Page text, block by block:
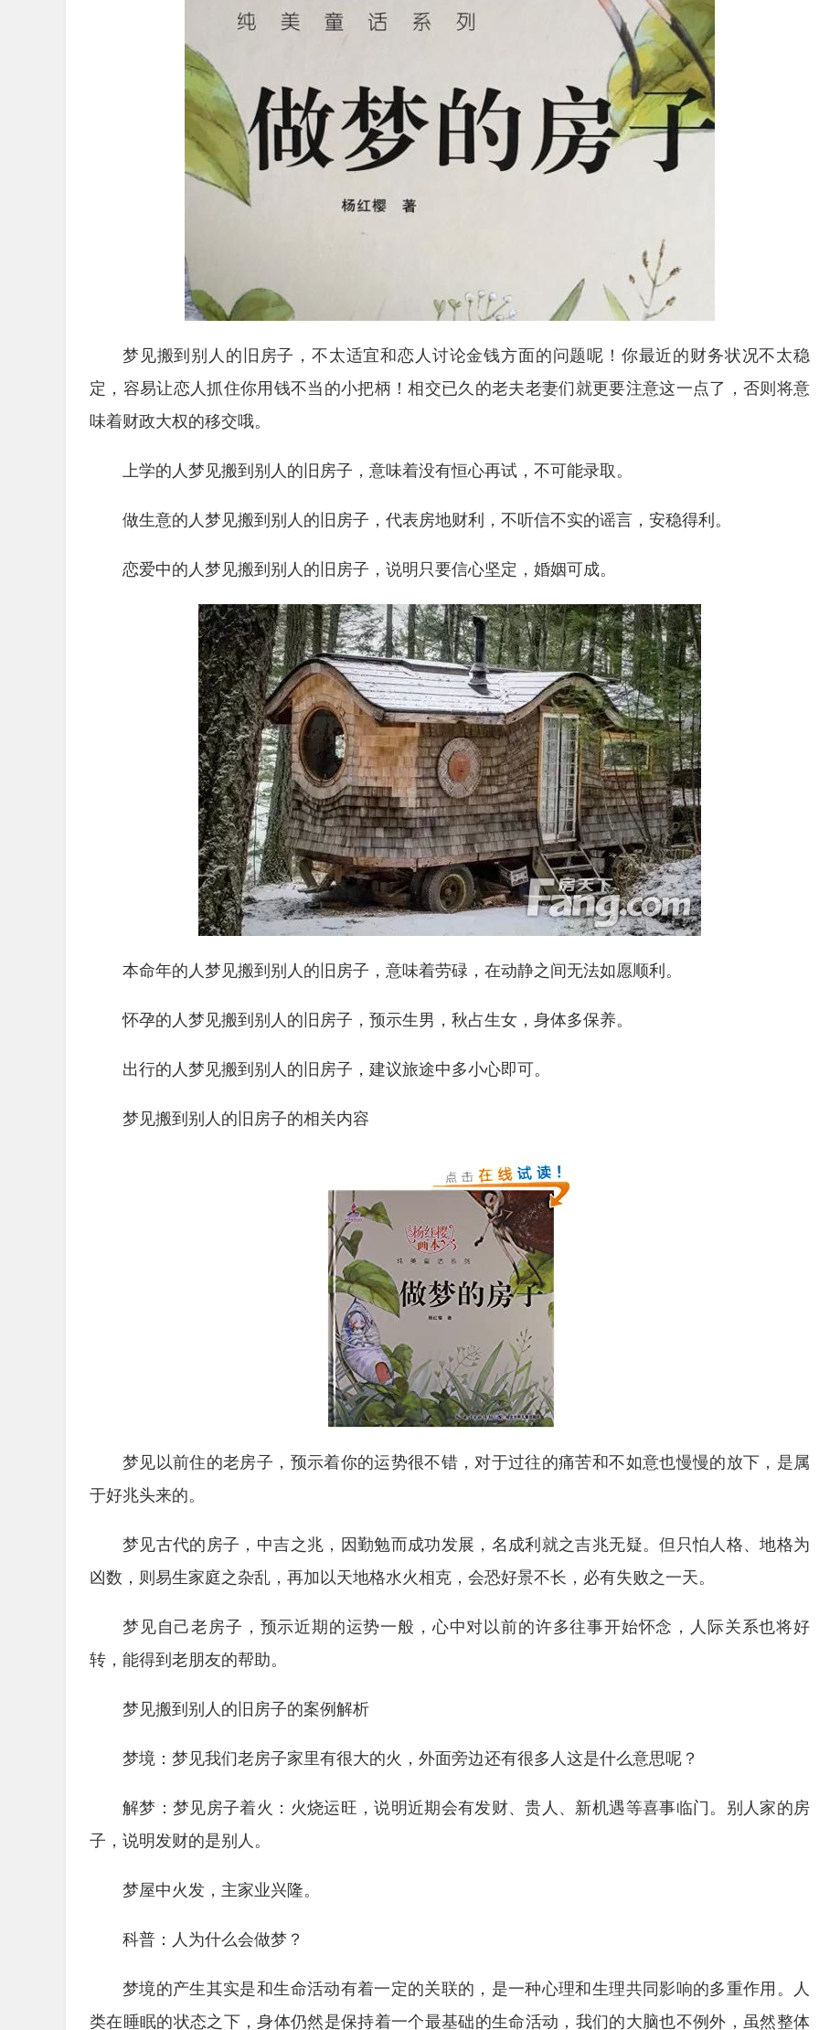
梦见搬到别人的旧房子，不太适宜和恋人讨论金钱方面的问题呢！你最近的财务状况不太稳
定，容易让恋人抓住你用钱不当的小把柄！相交已久的老夫老妻们就更要注意这一点了，否则将意
味着财政大权的移交哦。
上学的人梦见搬到别人的旧房子，意味着没有恒心再试，不可能录取。
做生意的人梦见搬到别人的旧房子，代表房地财利，不听信不实的谣言，安稳得利。
恋爱中的人梦见搬到别人的旧房子，说明只要信心坚定，婚姻可成。
本命年的人梦见搬到别人的旧房子，意味着劳碌，在动静之间无法如愿顺利。
怀孕的人梦见搬到别人的旧房子，预示生男，秋占生女，身体多保养。
出行的人梦见搬到别人的旧房子，建议旅途中多小心即可。
梦见搬到别人的旧房子的相关内容
梦见以前住的老房子，预示着你的运势很不错，对于过往的痛苦和不如意也慢慢的放下，是属
于好兆头来的。
梦见古代的房子，中吉之兆，因勤勉而成功发展，名成利就之吉兆无疑。但只怕人格、地格为
凶数，则易生家庭之杂乱，再加以天地格水火相克，会恐好景不长，必有失败之一天。
梦见自己老房子，预示近期的运势一般，心中对以前的许多往事开始怀念，人际关系也将好
转，能得到老朋友的帮助。
梦见搬到别人的旧房子的案例解析
梦境：梦见我们老房子家里有很大的火，外面旁边还有很多人这是什么意思呢？
解梦：梦见房子着火：火烧运旺，说明近期会有发财、贵人、新机遇等喜事临门。别人家的房
子，说明发财的是别人。
梦屋中火发，主家业兴隆。
科普：人为什么会做梦？
梦境的产生其实是和生命活动有着一定的关联的，是一种心理和生理共同影响的多重作用。人
类在睡眠的状态之下，身体仍然是保持着一个最基础的生命活动，我们的大脑也不例外，虽然整体